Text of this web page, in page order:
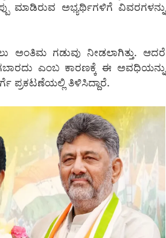
ಮಾಡಿರುವ ಅಭ್ಯರ್ಥಿಗಳಿಗೆ ವಿವರಗಳನ್ನು
ಅಂತಿಮ ಗಡುವು ನೀಡಲಾಗಿತ್ತು. ಆದರೆ
ಎಂಬ ಕಾರಣಕ್ಕೆ ಈ ಅವಧಿಯನ್ನು
ಪ್ರಕಟಣೆಯಲ್ಲಿ ತಿಳಿಸಿದ್ದಾರೆ.